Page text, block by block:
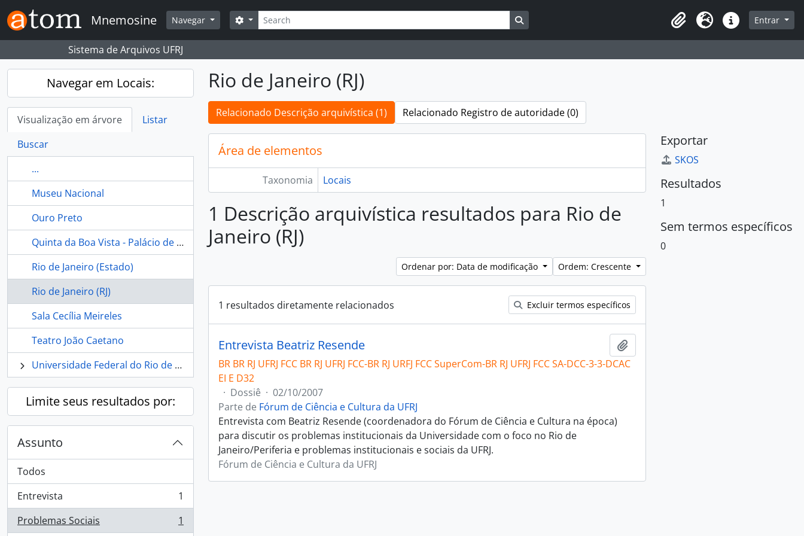
Skip to main content
Mnemosine Navegar Buscar
Opções de busca
Área de Transferência
Idioma Atalhos Entrar
Sistema de Arquivos UFRJ
Navegar em Locais:
Visualização em árvore
Listar
Buscar
...
Museu Nacional
Ouro Preto
Quinta da Boa Vista - Palácio de São Cristóvão - Museu Nacional - Rio de Janeiro (Brasil)
Rio de Janeiro (Estado)
Rio de Janeiro (RJ)
Sala Cecília Meireles
Teatro João Caetano
Universidade Federal do Rio de Janeiro
Limite seus resultados por:
Assunto
Todos
Entrevista
, 1 resultados
1
Problemas Sociais
, 1 resultados 1
Rio de Janeiro (RJ)
Relacionado Descrição arquivística (1) Relacionado Registro de autoridade (0)
Área de elementos
Taxonomia Locais
1 Descrição arquivística resultados para Rio de
Janeiro (RJ)
Ordenar por: Data de modificação Ordem: Crescente
1 resultados diretamente relacionados Excluir termos específicos
Entrevista Beatriz Resende
BR BR RJ UFRJ FCC BR RJ UFRJ FCC-BR RJ URFJ FCC SuperCom-BR RJ UFRJ FCC SA-DCC-3-3-DCAC
EI E D32
· Dossiê · 02/10/2007
Parte de Fórum de Ciência e Cultura da UFRJ
Entrevista com Beatriz Resende (coordenadora do Fórum de Ciência e Cultura na época)
para discutir os problemas institucionais da Universidade com o foco no Rio de
Janeiro/Periferia e problemas institucionais e sociais da UFRJ.
Fórum de Ciência e Cultura da UFRJ
Exportar
SKOS
Resultados
1
Sem termos específicos
0